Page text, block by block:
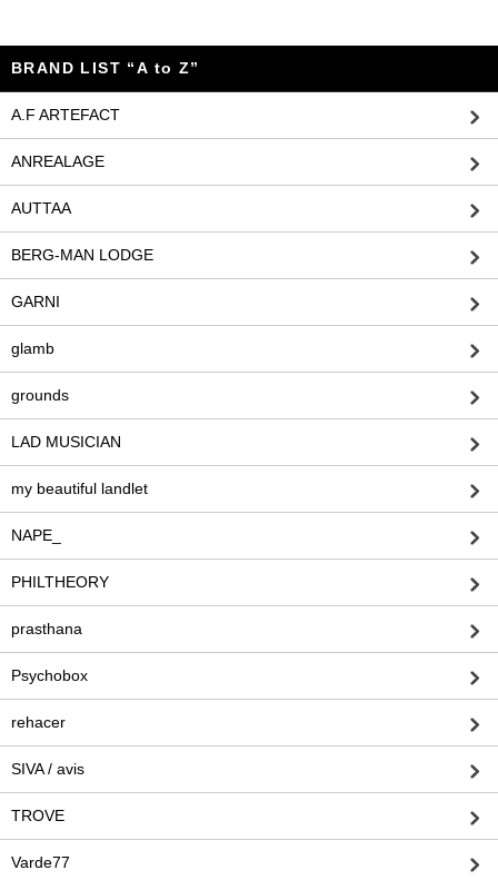
BRAND LIST “A to Z”
A.F ARTEFACT
ANREALAGE
AUTTAA
BERG-MAN LODGE
GARNI
glamb
grounds
LAD MUSICIAN
my beautiful landlet
NAPE_
PHILTHEORY
prasthana
Psychobox
rehacer
SIVA / avis
TROVE
Varde77